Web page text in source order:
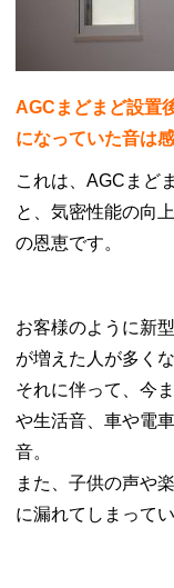
AGCまどまど設置
になっていた音は
これは、AGCまど
と、気密性能の向
の恩恵です。
お客様のように新
が増えた人が多く
それに伴って、今
や生活音、車や電
音。
また、子供の声や
に漏れてしまって